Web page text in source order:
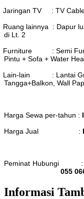
Jaringan TV : TV Cable
Ruang lainnya : Dapur
di Lt. 2
Furniture : Semi
Pintu + Sofa + Water
Lain-lain : Lantai
Tangga+Balkon, Wall
Harga Sewa per-tahun :
Harga Jual :
Peminat Hubungi
055
Informasi